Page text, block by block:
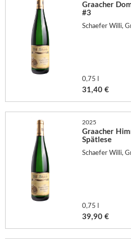
Graacher
#3
Schaefer Willi,
0,75 l
31,40 €
2025
Graacher
Spätlese
Schaefer Willi,
0,75 l
39,90 €